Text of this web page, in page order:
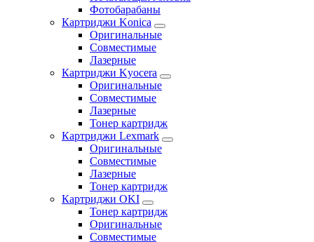
Фотобарабаны
Картриджи Konica
Оригинальные
Совместимые
Лазерные
Картриджи Kyocera
Оригинальные
Совместимые
Лазерные
Тонер картридж
Картриджи Lexmark
Оригинальные
Совместимые
Лазерные
Тонер картридж
Картриджи OKI
Тонер картридж
Оригинальные
Совместимые